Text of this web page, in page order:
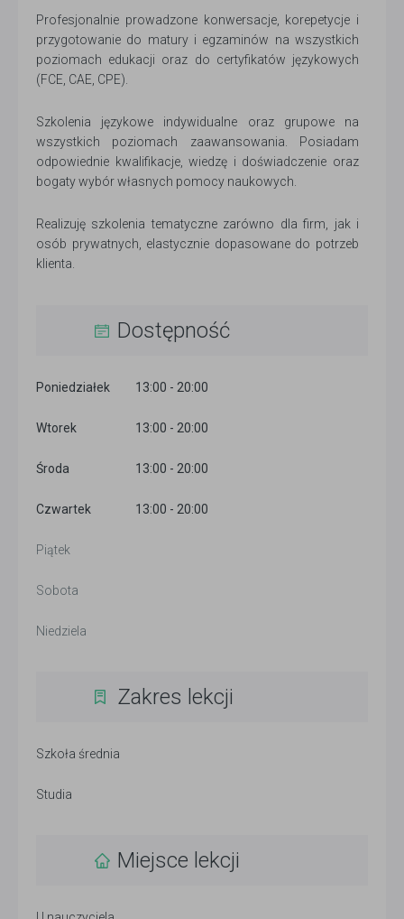
Profesjonalnie prowadzone konwersacje, korepetycje i
przygotowanie do matury i egzaminów na wszystkich
poziomach edukacji oraz do certyfikatów językowych
(FCE, CAE, CPE).
Szkolenia językowe indywidualne oraz grupowe na
wszystkich poziomach zaawansowania. Posiadam
odpowiednie kwalifikacje, wiedzę i doświadczenie oraz
bogaty wybór własnych pomocy naukowych.
Realizuję szkolenia tematyczne zarówno dla firm, jak i
osób prywatnych, elastycznie dopasowane do potrzeb
klienta.
Dostępność
Poniedziałek 13:00 - 20:00
Wtorek 13:00 - 20:00
Środa 13:00 - 20:00
Czwartek 13:00 - 20:00
Piątek
Sobota
Niedziela
Zakres lekcji
Szkoła średnia
Studia
Miejsce lekcji